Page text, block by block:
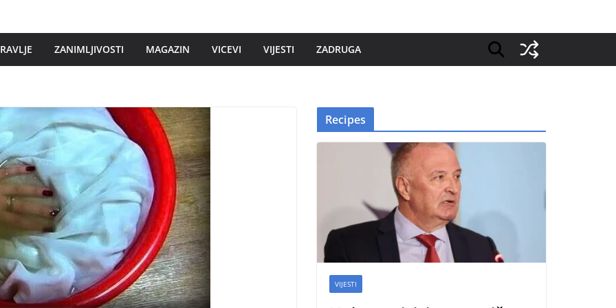
ZANIMLJIVOSTI MAGAZIN VICEVI VIJESTI ZADRUGA
Recipes
VIJESTI